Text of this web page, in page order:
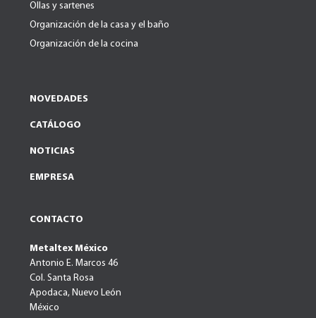
Ollas y sartenes
Organización de la casa y el baño
Organización de la cocina
NOVEDADES
CATÁLOGO
NOTICIAS
EMPRESA
CONTACTO
Metaltex México
Antonio E. Marcos 46
Col. Santa Rosa
Apodaca, Nuevo León
México